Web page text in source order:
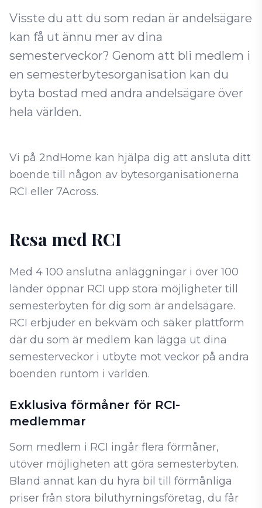
Visste du att du som redan är andelsägare
kan få ut ännu mer av dina
semesterveckor? Genom att bli medlem i
en semesterbytesorganisation kan du
byta bostad med andra andelsägare över
hela världen.
Vi på 2ndHome kan hjälpa dig att ansluta ditt
boende till någon av bytesorganisationerna
RCI eller 7Across.
Resa med RCI
Med 4 100 anslutna anläggningar i över 100
länder öppnar RCI upp stora möjligheter till
semesterbyten för dig som är andelsägare.
RCI erbjuder en bekväm och säker plattform
där du som är medlem kan lägga ut dina
semesterveckor i utbyte mot veckor på andra
boenden runtom i världen.
Exklusiva förmåner för RCI-
medlemmar
Som medlem i RCI ingår flera förmåner,
utöver möjligheten att göra semesterbyten.
Bland annat kan du hyra bil till förmånliga
priser från stora biluthyrningsföretag, du får